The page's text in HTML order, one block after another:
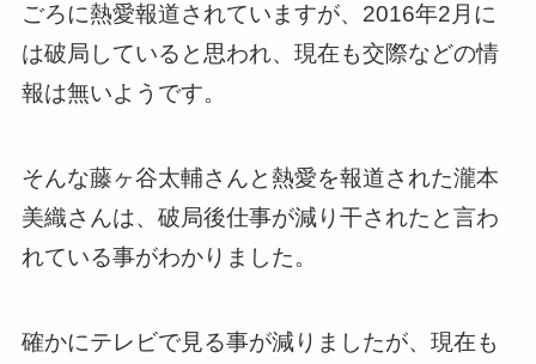
ごろに熱愛報道されていますが、2016年2月に
は破局していると思われ、現在も交際などの情
報は無いようです。
そんな藤ヶ谷太輔さんと熱愛を報道された瀧本
美織さんは、破局後仕事が減り干されたと言わ
れている事がわかりました。
確かにテレビで見る事が減りましたが、現在も